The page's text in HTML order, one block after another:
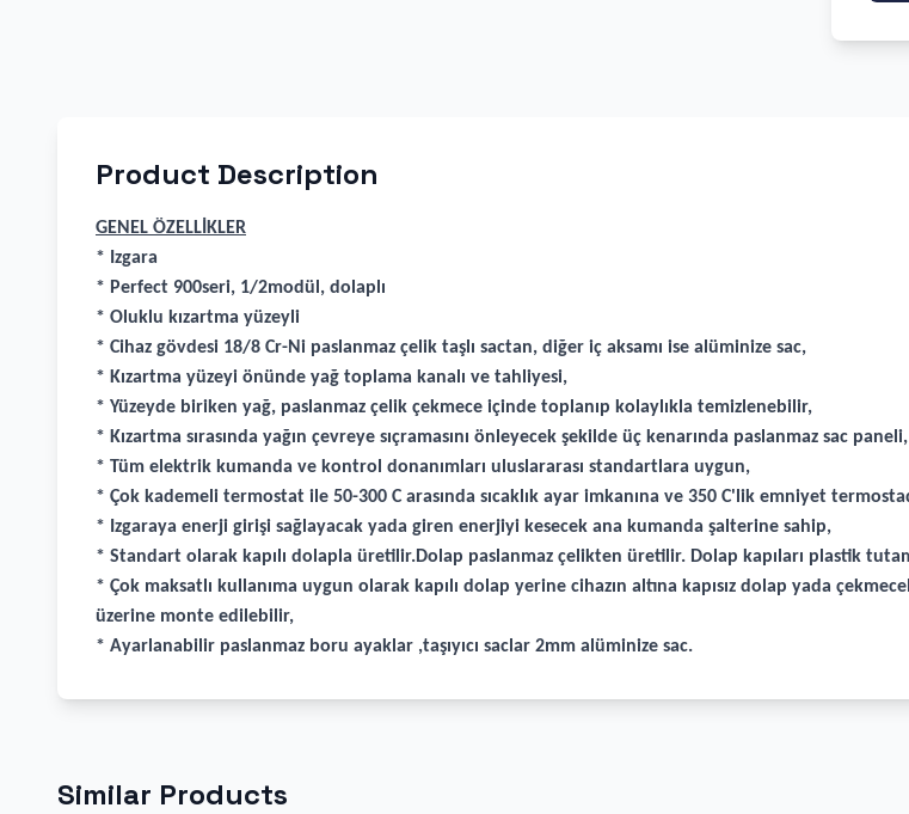
Product Description
GENEL ÖZELLİKLER
* Izgara
* Perfect 900seri, 1/2modül, dolaplı
* Oluklu kızartma yüzeyli
* Cihaz gövdesi 18/8 Cr-Ni paslanmaz çelik taşlı sactan, diğer iç aksamı ise alüminize sac,
* Kızartma yüzeyi önünde yağ toplama kanalı ve tahliyesi,
* Yüzeyde biriken yağ, paslanmaz çelik çekmece içinde toplanıp kolaylıkla temizlenebilir,
* Kızartma sırasında yağın çevreye sıçramasını önleyecek şekilde üç kenarında paslanmaz sac paneli,
* Tüm elektrik kumanda ve kontrol donanımları uluslararası standartlara uygun,
* Çok kademeli termostat ile 50-300 C arasında sıcaklık ayar imkanına ve 350 C'lik emniyet
* Izgaraya enerji girişi sağlayacak yada giren enerjiyi kesecek ana kumanda şalterine sahip,
* Standart olarak kapılı dolapla üretilir.Dolap paslanmaz çelikten üretilir. Dolap kapıları plastik
* Çok maksatlı kullanıma uygun olarak kapılı dolap yerine cihazın altına kapısız dolap yada
üzerine monte edilebilir,
* Ayarlanabilir paslanmaz boru ayaklar ,taşıyıcı saclar 2mm alüminize sac.
Similar Products